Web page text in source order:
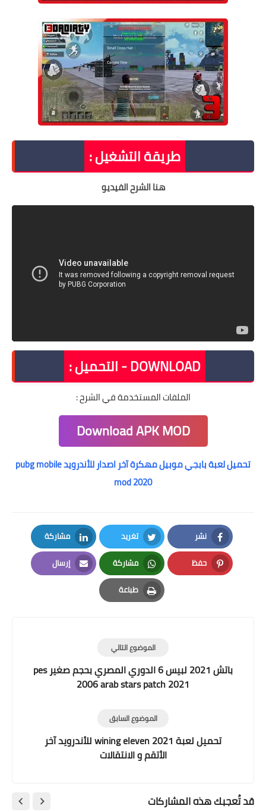
طريقة التشغيل :
هنا الشرح الفيديو
DOWNLOAD - التحميل :
الملفات المستخدمة في الشرح :
Download APK MOD
تحميل لعبة بابجي موبيل مهكرة آخر اصدار للأندرويد pubg mobile
mod 2020
نشر
Facebook
تغريد
Twitter
مشاركة
LinkedIn
حفظ
Pinterest
مشاركة
Whatsapp
إرسال
Email
طباعة
Print
الموضوع التالي
باتش 2021 لبيس 6 الدوري المصري بحجم صغير pes
2006 arab stars patch 2021
الموضوع السابق
تحميل لعبة wining eleven 2021 للأندرويد آخر
الأتقم و الانتقالات
قد تُعجبك هذه المشاركات